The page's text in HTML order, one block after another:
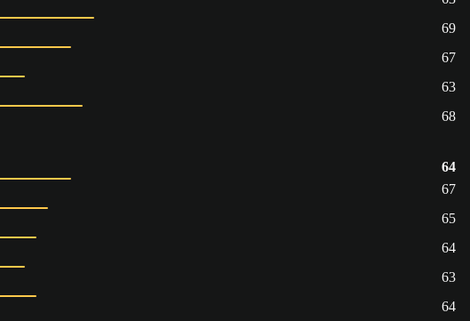
69
67
63
68
64
67
65
64
63
64